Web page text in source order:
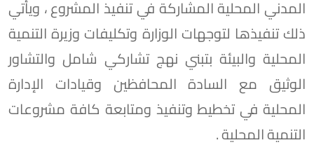
المدني المحلية المشاركة في تنفيذ المشروع ، ويأتي
ذلك تنفيذها لتوجهات الوزارة وتكليفات وزيرة التنمية
المحلية والبيئة بتبني نهج تشاركي شامل والتشاور
الوثيق مع السادة المحافظين وقيادات الإدارة
المحلية في تخطيط وتنفيذ ومتابعة كافة مشروعات
التنمية المحلية .